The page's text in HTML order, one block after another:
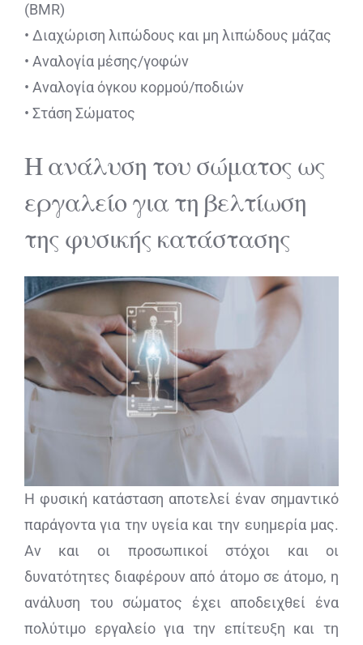
(BMR)
• Διαχώριση λιπώδους και μη λιπώδους μάζας
• Αναλογία μέσης/γοφών
• Αναλογία όγκου κορμού/ποδιών
• Στάση Σώματος
Η ανάλυση του σώματος ως
εργαλείο για τη βελτίωση
της φυσικής κατάστασης
Η φυσική κατάσταση αποτελεί έναν σημαντικό
παράγοντα για την υγεία και την ευημερία μας.
Αν και οι προσωπικοί στόχοι και οι
δυνατότητες διαφέρουν από άτομο σε άτομο, η
ανάλυση του σώματος έχει αποδειχθεί ένα
πολύτιμο εργαλείο για την επίτευξη και τη